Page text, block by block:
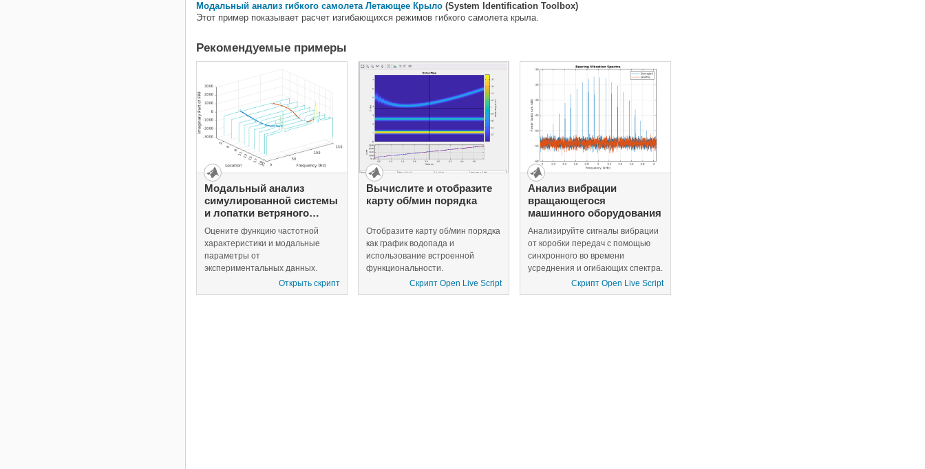
Модальный анализ гибкого самолета Летающее Крыло (System Identification Toolbox)
Этот пример показывает расчет изгибающихся режимов гибкого самолета крыла.
Рекомендуемые примеры
Модальный анализ
симулированной системы
и лопатки ветряного
двигателя
Оцените функцию частотной
характеристики и модальные
параметры от
экспериментальных данных.
Открыть скрипт
Вычислите и отобразите
карту об/мин порядка
Отобразите карту об/мин порядка
как график водопада и
использование встроенной
функциональности.
Скрипт Open Live Script
Анализ вибрации
вращающегося
машинного оборудования
Анализируйте сигналы вибрации
от коробки передач с помощью
синхронного во времени
усреднения и огибающих спектра.
Скрипт Open Live Script